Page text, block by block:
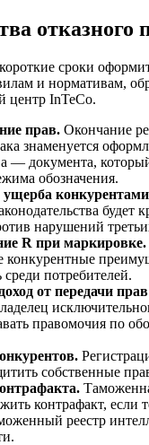
отказного
сроки
и нормативам,
центр InTeCo.
прав. Окончание
знаменуется
— документа,
обозначения.
будет
нарушений
R при маркировке.
конкурентные
среди потребителей.
от передачи
правомочия по
собственные
контрафакт, если
реестр